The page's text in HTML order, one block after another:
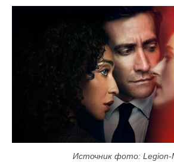
Источник фото: Legion-